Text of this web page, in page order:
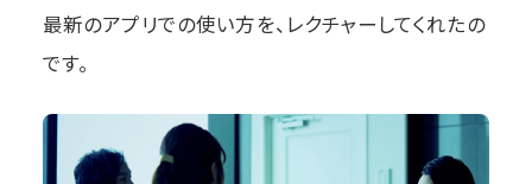
最新のアプリでの使い方を、レクチャーしてくれたの
です。